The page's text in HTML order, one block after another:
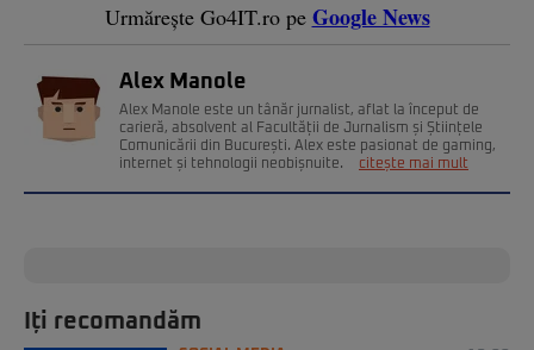
Urmărește Go4IT.ro pe Google News
Alex Manole
Alex Manole este un tânăr jurnalist, aflat la început de
carieră, absolvent al Facultății de Jurnalism și Științele
Comunicării din București. Alex este pasionat de gaming,
internet și tehnologii neobișnuite.
citește mai mult
Iți recomandăm